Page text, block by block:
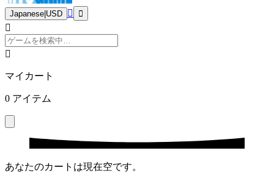
Japanese USD
マイカート
0 アイテム
あなたのカートは現在空です。